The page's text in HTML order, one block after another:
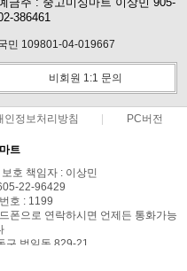
386461
민 109801-04-019667
비회원 1:1 문의
인정보처리방침 PC버전
트
호 책임자 : 이상민
22-96429
호 : 1199
폰으로 연락하시면 언제든 통화가능
구 범일동 829-21